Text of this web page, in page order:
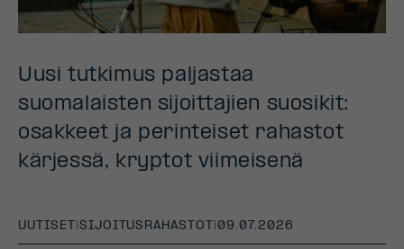
Uusi tutkimus paljastaa
suomalaisten sijoittajien suosikit:
osakkeet ja perinteiset rahastot
kärjessä, kryptot viimeisenä
UUTISET |SIJOITUSRAHASTOT |09.07.2026